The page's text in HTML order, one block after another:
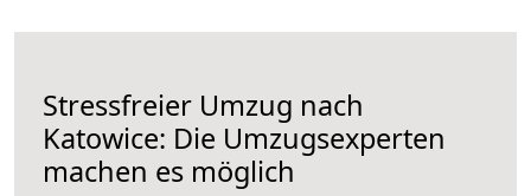
Stressfreier Umzug nach
Katowice: Die Umzugsexperten
machen es möglich